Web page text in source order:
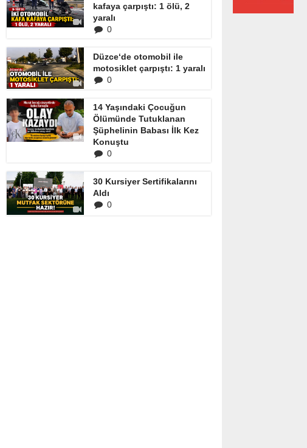
kafaya çarpıştı: 1 ölü, 2
yaralı
0
Düzce‘de otomobil ile
motosiklet çarpıştı: 1 yaralı
0
14 Yaşındaki Çocuğun
Ölümünde Tutuklanan
Şüphelinin Babası İlk Kez
Konuştu
0
30 Kursiyer Sertifikalarını
Aldı
0